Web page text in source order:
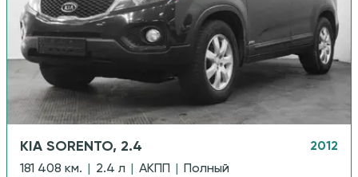
KIA SORENTO, 2.4
2012
181 408 км.
2.4 л АКПП Полный